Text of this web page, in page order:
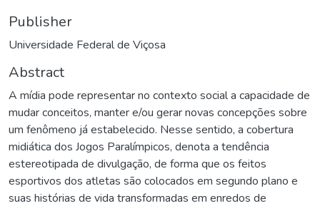
Publisher
Universidade Federal de Viçosa
Abstract
A mídia pode representar no contexto social a capacidade de
mudar conceitos, manter e/ou gerar novas concepções sobre
um fenômeno já estabelecido. Nesse sentido, a cobertura
midiática dos Jogos Paralímpicos, denota a tendência
estereotipada de divulgação, de forma que os feitos
esportivos dos atletas são colocados em segundo plano e
suas histórias de vida transformadas em enredos de